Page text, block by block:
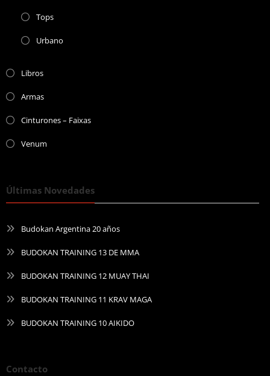
Tops
Urbano
Libros
Armas
Cinturones – Faixas
Venum
Últimas Novedades
Budokan Argentina 20 años
BUDOKAN TRAINING 13 DE MMA
BUDOKAN TRAINING 12 MUAY THAI
BUDOKAN TRAINING 11 KRAV MAGA
BUDOKAN TRAINING 10 AIKIDO
Contacto